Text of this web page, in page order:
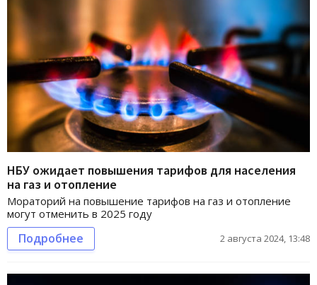
НБУ ожидает повышения тарифов для населения
на газ и отопление
Мораторий на повышение тарифов на газ и отопление
могут отменить в 2025 году
Подробнее 2 августа 2024, 13:48